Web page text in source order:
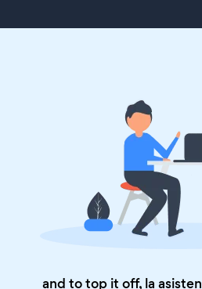
and to top it off, la